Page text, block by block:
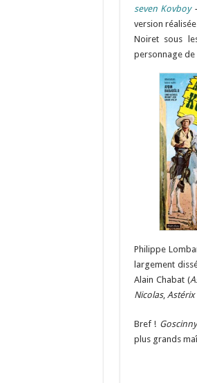
seven Kovboy
version
Noiret sous
personnage de
Philippe
largement
Alain Chabat (
Nicolas, Astérix
Bref !
plus grands